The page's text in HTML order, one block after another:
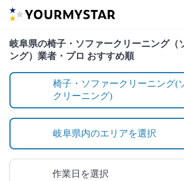
岐阜県の椅子・ソファークリーニング（
ング）業者・プロ おすすめ順
椅子・ソファークリーニング(
クリーニング)
岐阜県内のエリアを選択
作業日を選択